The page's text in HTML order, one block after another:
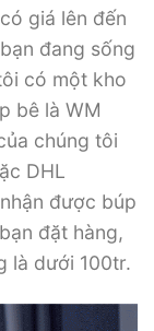
giá lên đến
đang sống
có một kho
bê là WM
chúng tôi
DHL
được búp
đặt hàng,
là dưới 100tr.